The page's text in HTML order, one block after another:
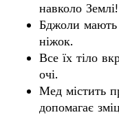
навколо Землі!
Бджоли
ніжок.
Все їх тіло
очі.
Мед містить
допомагає